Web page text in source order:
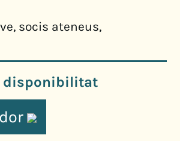
socis ateneus,
disponibilitat